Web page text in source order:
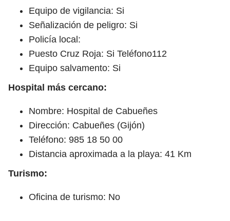
Equipo de vigilancia: Si
Señalización de peligro: Si
Policía local:
Puesto Cruz Roja: Si Teléfono112
Equipo salvamento: Si
Hospital más cercano:
Nombre: Hospital de Cabueñes
Dirección: Cabueñes (Gijón)
Teléfono: 985 18 50 00
Distancia aproximada a la playa: 41 Km
Turismo:
Oficina de turismo: No